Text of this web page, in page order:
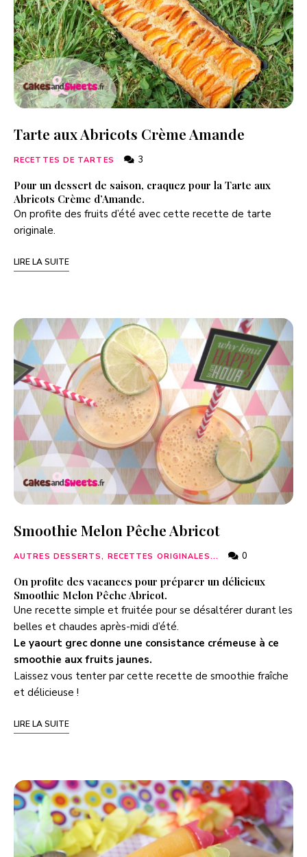
Tarte aux Abricots Crème Amande
RECETTES DE TARTES 3
Pour un dessert de saison, craquez pour la Tarte aux
Abricots Crème d’Amande.
On profite des fruits d’été avec cette recette de tarte
originale.
LIRE LA SUITE
Smoothie Melon Pêche Abricot
AUTRES DESSERTS, RECETTES ORIGINALES... 0
On profite des vacances pour préparer un délicieux
Smoothie Melon Pêche Abricot.
Une recette simple et fruitée pour se désaltérer durant les
belles et chaudes après-midi d’été.
Le yaourt grec donne une consistance crémeuse à ce
smoothie aux fruits jaunes.
Laissez vous tenter par cette recette de smoothie fraîche
et délicieuse !
LIRE LA SUITE